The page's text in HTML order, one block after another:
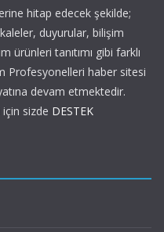
hitap edecek şekilde;
duyurular, bilişim
ürünleri tanıtımı gibi farklı
Profesyonelleri haber sitesi
devam etmektedir.
sizde DESTEK